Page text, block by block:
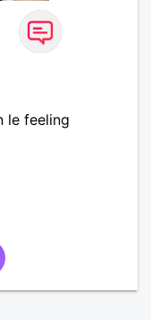
le feeling